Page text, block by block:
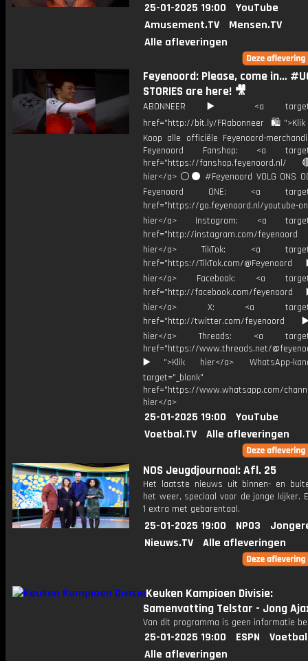
25-01-2025 19:00
YouTube
Amusement.TV
Mensen.TV
Alle afleveringen
Feyenoord: Please, come in…
STORIES are here! 🎥
ABONNEER ▶️ <a
href="http://bit.ly/FRabonneer
Koop alle officiële Feyenoord-
Feyenoord Fanshop: <a
href="https://
hier</a> ⚪️⚫ #Feyenoord VOLG ONS
Feyenoord ONE: <a
href="https://go.feyenoord.nl/youtube-
hier</a> Instagram: <a
href="http://instagram.com/
hier</a> TikTok: <a
href="https://TikTok.com/
hier</a> Facebook: <a
href="http://facebook.com/
hier</a> X: <a
href="http://twitter.com/
hier</a> Threads: <a
href="https://www.threads.net/
▶️">Klik hier</a> WhatsApp-
target="_blank"
href="https://www.whatsapp.com/
hier</a>
25-01-2025 19:00
YouTube
Voetbal.TV
Alle afleveringen
NOS Jeugdjournaal: Afl. 25
Het laatste nieuws uit binnen- en
het weer, speciaal voor de jonge kijker.
1 extra met gebarentaal.
25-01-2025 19:00 NPO3
Nieuws.TV
Alle afleveringen
Keuken Kampioen Divisie:
Samenvatting Telstar - Jong
Van dit programma is geen informatie
25-01-2025 19:00 ESPN
Alle afleveringen